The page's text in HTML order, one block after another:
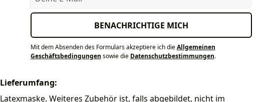
BENACHRICHTIGE MICH
Mit dem Absenden des Formulars akzeptiere ich dieAllgemeinen
Geschäftsbedingungen sowie die Datenschutzbestimmungen.
Lieferumfang:
Latexmaske. Weiteres Zubehör ist, falls abgebildet, nicht im